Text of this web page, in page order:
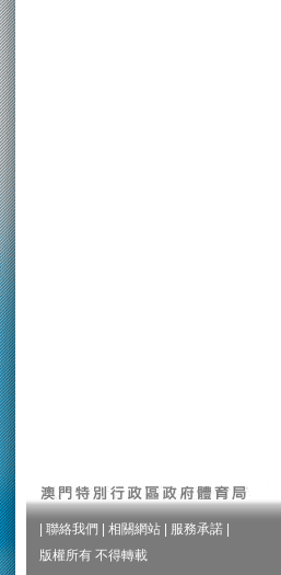
| 聯絡我們 | 相關網站 | 服務承諾 |
版權所有 不得轉載